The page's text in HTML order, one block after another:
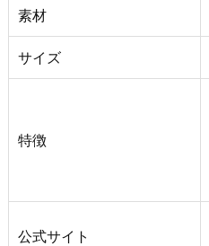
素材
サイズ
特徴
公式サイト